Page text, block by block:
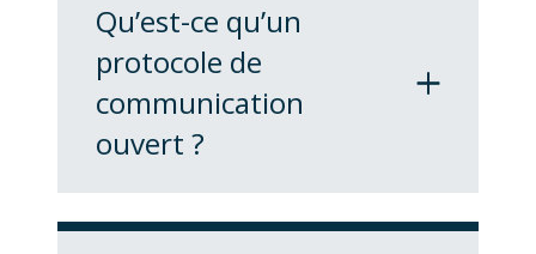
Qu’est-ce qu’un
protocole de
communication
ouvert ?
standardisé
non